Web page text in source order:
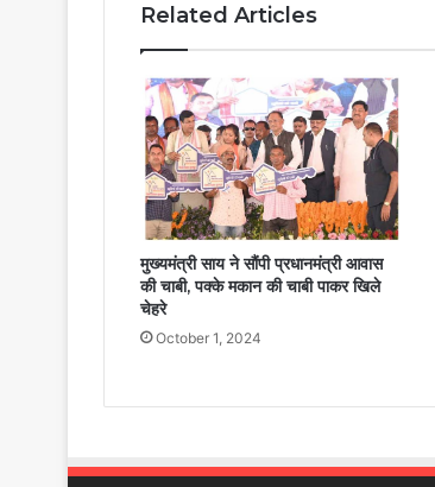
Related Articles
मुख्यमंत्री साय ने सौंपी प्रधानमंत्री आवास
की चाबी, पक्के मकान की चाबी पाकर खिले
चेहरे
October 1, 2024